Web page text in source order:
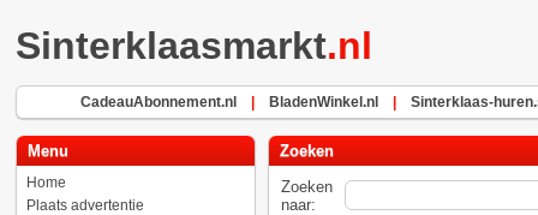
Sinterklaasmarkt.nl
CadeauAbonnement.nl BladenWinkel.nl Sinterklaas-
Menu
Home
Plaats advertentie
Zoeken
Zoeken
naar: